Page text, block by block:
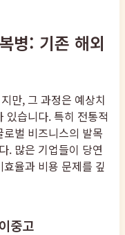
병: 기존 해외
만, 그 과정은 예상치
있습니다. 특히 전통적
벌 비즈니스의 발목
. 많은 기업들이 당연
율과 비용 문제를 깊
중고